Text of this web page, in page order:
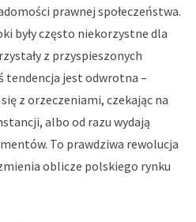
prawnej społeczeństwa.
były często niekorzystne dla
z przyspieszonych
tendencja jest odwrotna –
z orzeczeniami, czekając na
albo od razu wydają
To prawdziwa rewolucja
oblicze polskiego rynku